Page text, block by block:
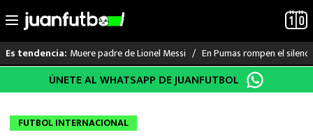
al
Es tendencia: Muere padre de Lionel Messi En Pumas rompen el
LO ÚLTIMO
LIGA MX
ÚNETE AL WHATSAPP DE JUANFUTBOL
FUTBOL INTERNACIONAL